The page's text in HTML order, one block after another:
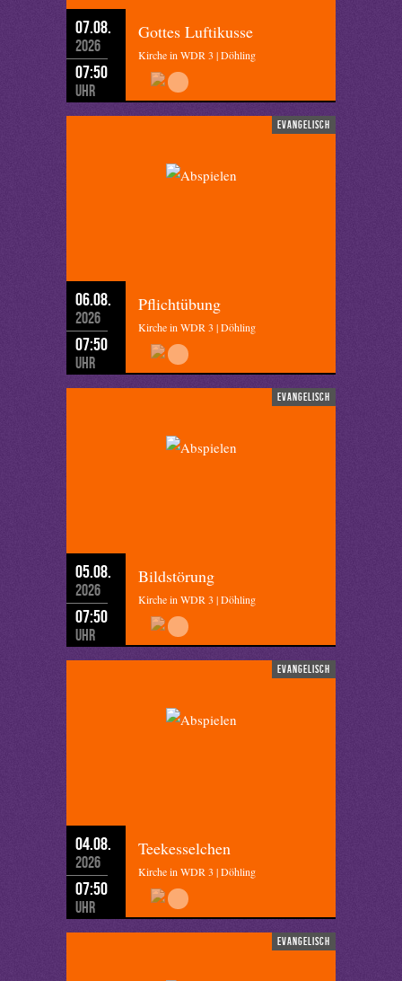
07.08.
2026
07:50
Uhr
Gottes Luftikusse
Kirche in WDR 3 | Döhling
evangelisch
06.08.
2026
07:50
Uhr
Pflichtübung
Kirche in WDR 3 | Döhling
evangelisch
05.08.
2026
07:50
Uhr
Bildstörung
Kirche in WDR 3 | Döhling
evangelisch
04.08.
2026
07:50
Uhr
Teekesselchen
Kirche in WDR 3 | Döhling
evangelisch